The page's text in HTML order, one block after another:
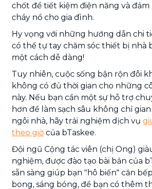
chốt để tiết kiệm điện năng và đảm
cháy nổ cho gia đình.
Hy vọng với những hướng dẫn chi
có thể tự tay chăm sóc thiết bị nhà
một cách dễ dàng!
Tuy nhiên, cuộc sống bận rộn đôi
không có đủ thời gian cho những
này. Nếu bạn cần một sự hỗ trợ
hơn để làm sạch sâu không chỉ
ngôi nhà, hãy trải nghiệm dịch vụ
theo giờ của bTaskee.
Đội ngũ Cộng tác viên (chị Ong)
nghiệm, được đào tạo bài bản của
sẵn sàng giúp bạn "hô biến" căn
bong, sáng bóng, để bạn có thêm